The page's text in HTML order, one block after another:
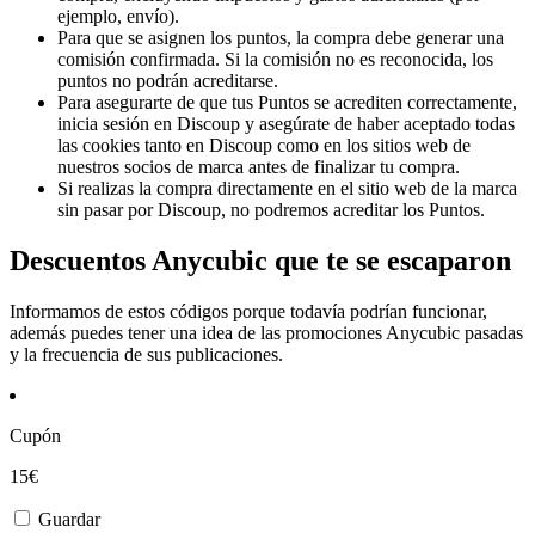
ejemplo, envío).
Para que se asignen los puntos, la compra debe generar una
comisión confirmada. Si la comisión no es reconocida, los
puntos no podrán acreditarse.
Para asegurarte de que tus Puntos se acrediten correctamente,
inicia sesión en Discoup y asegúrate de haber aceptado todas
las cookies tanto en Discoup como en los sitios web de
nuestros socios de marca antes de finalizar tu compra.
Si realizas la compra directamente en el sitio web de la marca
sin pasar por Discoup, no podremos acreditar los Puntos.
Descuentos Anycubic que te se escaparon
Informamos de estos códigos porque todavía podrían funcionar,
además puedes tener una idea de las promociones Anycubic pasadas
y la frecuencia de sus publicaciones.
Cupón
15€
Guardar